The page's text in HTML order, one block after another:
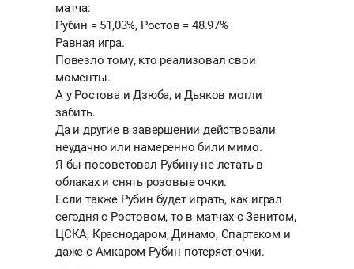
матча:
Рубин = 51,03%, Ростов = 48.97%
Равная игра.
Повезло тому, кто реализовал свои
моменты.
А у Ростова и Дзюба, и Дьяков могли
забить.
Да и другие в завершении действовали
неудачно или намеренно били мимо.
Я бы посоветовал Рубину не летать в
облаках и снять розовые очки.
Если также Рубин будет играть, как играл
сегодня с Ростовом, то в матчах с Зенитом,
ЦСКА, Краснодаром, Динамо, Спартаком и
даже с Амкаром Рубин потеряет очки.